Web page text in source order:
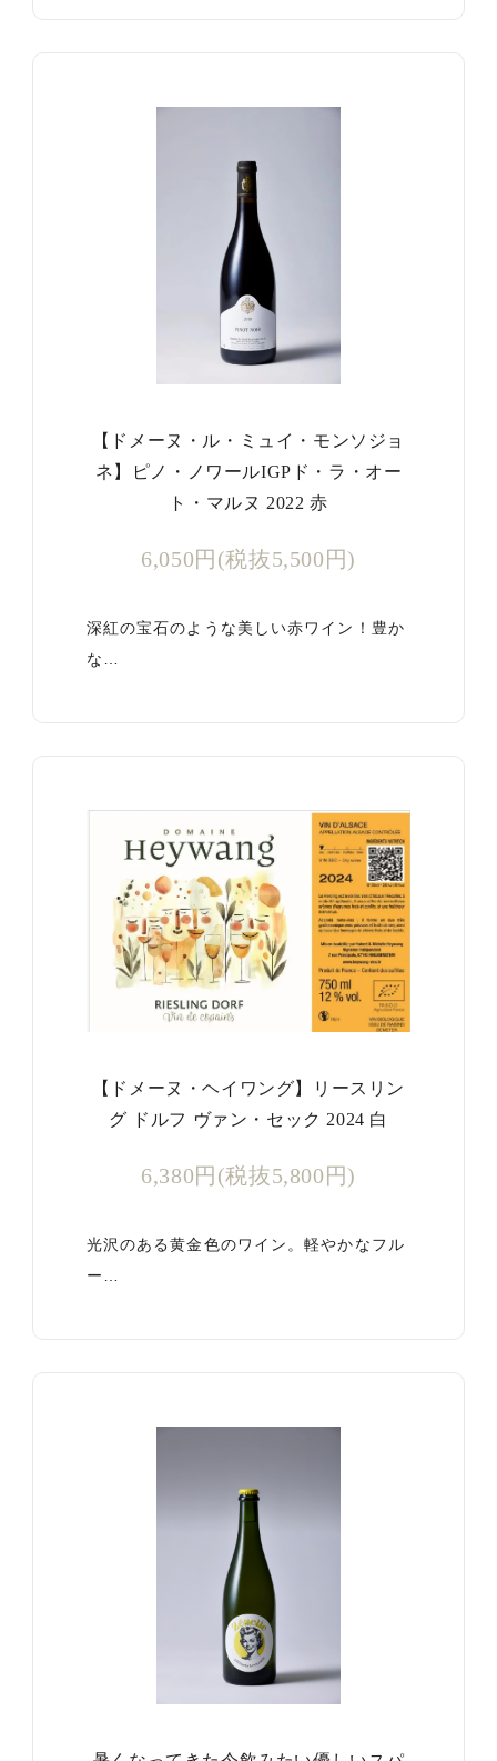
【ドメーヌ・ル・ミュイ・モンソジョ
ネ】ピノ・ノワールIGPド・ラ・オー
ト・マルヌ 2022 赤
6,050円(税抜5,500円)
深紅の宝石のような美しい赤ワイン！豊か
な…
【ドメーヌ・ヘイワング】リースリン
グ ドルフ ヴァン・セック 2024 白
6,380円(税抜5,800円)
光沢のある黄金色のワイン。軽やかなフル
ー…